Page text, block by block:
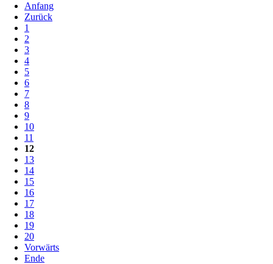
Anfang
Zurück
1
2
3
4
5
6
7
8
9
10
11
12
13
14
15
16
17
18
19
20
Vorwärts
Ende